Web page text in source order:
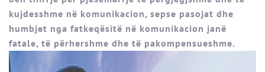
kujdesshme në komunikacion, sepse pasojat dhe
humbjet nga fatkeqësitë në komunikacion janë
fatale, të përhershme dhe të pakompensueshme.